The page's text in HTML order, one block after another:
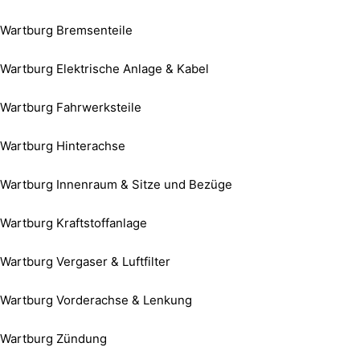
Wartburg Bremsenteile
Wartburg Elektrische Anlage & Kabel
Wartburg Fahrwerksteile
Wartburg Hinterachse
Wartburg Innenraum & Sitze und Bezüge
Wartburg Kraftstoffanlage
Wartburg Vergaser & Luftfilter
Wartburg Vorderachse & Lenkung
Wartburg Zündung